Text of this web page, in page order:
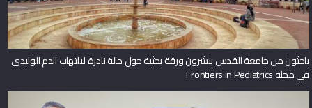
باحثون من جامعة القدس ينشرون ورقة بحثية حول حالة نادرة لالتهاب الدم الوليدي
في مجلة Frontiers in Pediatrics